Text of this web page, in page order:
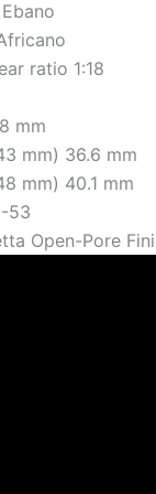
ratio 1:18
mm
mm) 36.6 mm
mm) 40.1 mm
53
Open-Pore